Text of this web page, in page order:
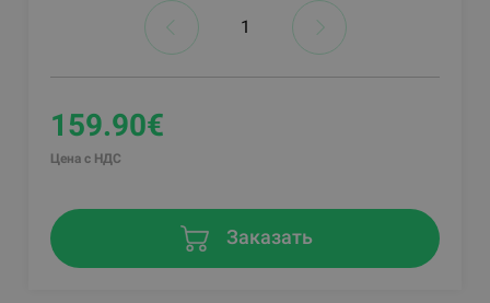
159.90€
Цена с НДС
Заказать